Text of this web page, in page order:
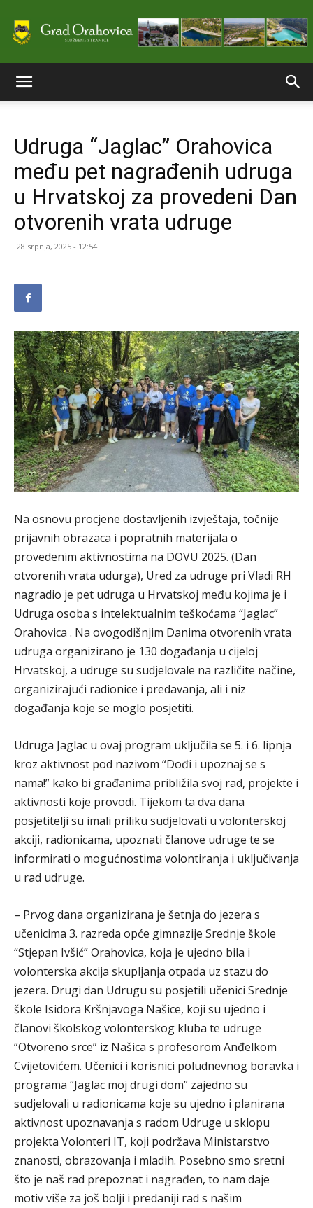
stranice
Grada
Udruga “Jaglac” Orahovica
među pet nagrađenih udruga
u Hrvatskoj za provedeni Dan
otvorenih vrata udruge
28 srpnja, 2025 - 12:54
Na osnovu procjene dostavljenih izvještaja, točnije
prijavnih obrazaca i popratnih materijala o
provedenim aktivnostima na DOVU 2025. (Dan
otvorenih vrata udurga), Ured za udruge pri Vladi RH
nagradio je pet udruga u Hrvatskoj među kojima je i
Udruga osoba s intelektualnim teškoćama “Jaglac”
Orahovica . Na ovogodišnjim Danima otvorenih vrata
udruga organizirano je 130 događanja u cijeloj
Hrvatskoj, a udruge su sudjelovale na različite načine,
organizirajući radionice i predavanja, ali i niz
događanja koje se moglo posjetiti.
Udruga Jaglac u ovaj program uključila se 5. i 6. lipnja
kroz aktivnost pod nazivom “Dođi i upoznaj se s
nama!” kako bi građanima približila svoj rad, projekte i
aktivnosti koje provodi. Tijekom ta dva dana
posjetitelji su imali priliku sudjelovati u volonterskoj
akciji, radionicama, upoznati članove udruge te se
informirati o mogućnostima volontiranja i uključivanja
u rad udruge.
– Prvog dana organizirana je šetnja do jezera s
učenicima 3. razreda opće gimnazije Srednje škole
“Stjepan Ivšić” Orahovica, koja je ujedno bila i
volonterska akcija skupljanja otpada uz stazu do
jezera. Drugi dan Udrugu su posjetili učenici Srednje
škole Isidora Kršnjavoga Našice, koji su ujedno i
članovi školskog volonterskog kluba te udruge
“Otvoreno srce” iz Našica s profesorom Anđelkom
Cvijetovićem. Učenici i korisnici poludnevnog boravka i
programa “Jaglac moj drugi dom” zajedno su
sudjelovali u radionicama koje su ujedno i planirana
aktivnost upoznavanja s radom Udruge u sklopu
projekta Volonteri IT, koji podržava Ministarstvo
znanosti, obrazovanja i mladih. Posebno smo sretni
što je naš rad prepoznat i nagrađen, to nam daje
motiv više za još bolji i predaniji rad s našim